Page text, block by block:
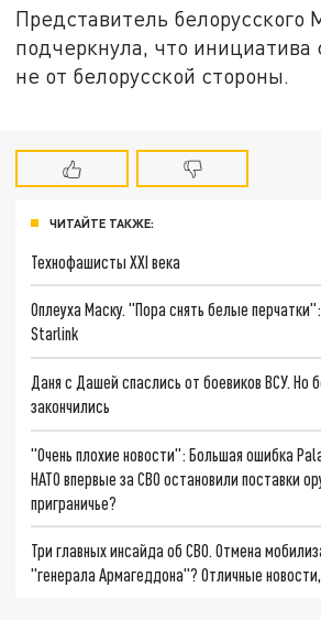
Представитель
подчеркнула, что инициатива
не от белорусской стороны.
ЧИТАЙТЕ ТАКЖЕ:
Технофашисты XXI века
Оплеуха Маску. "Пора снять белые
Starlink
Даня с Дашей спаслись от боевиков ВСУ. Но
закончились
"Очень плохие новости": Большая ошибка
НАТО впервые за СВО остановили поставки
приграничье?
Три главных инсайда об СВО. Отмена
"генерала Армагеддона"? Отличные